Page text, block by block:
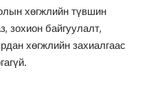
хөгжлийн түвшин
зохион байгуулалт,
хөгжлийн захиалгаас